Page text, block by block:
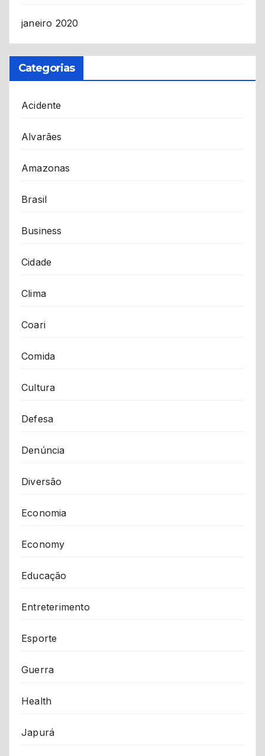
janeiro 2020
Categorias
Acidente
Alvarães
Amazonas
Brasil
Business
Cidade
Clima
Coari
Comida
Cultura
Defesa
Denúncia
Diversão
Economia
Economy
Educação
Entreterimento
Esporte
Guerra
Health
Japurá